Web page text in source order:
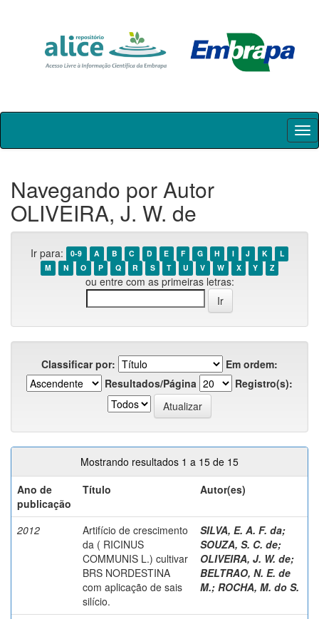
Skip
Navegando por Autor
OLIVEIRA, J. W. de
Ir para: 0-9 A B C D E F G H I J K
L
M
N O P Q R S T U V W X Y Z
ou entre com as primeiras letras:
Classificar por:
Em ordem:
Resultados/Página
Registro(s):
Mostrando resultados 1 a 15 de 15
Ano de
publicação
Título Autor(es)
2012
Artifício de crescimento
da ( RICINUS
COMMUNIS L.) cultivar
BRS NORDESTINA
com aplicação de sais
silício.
SILVA, E. A. F. da;
SOUZA, S. C. de;
OLIVEIRA, J. W. de;
BELTRAO, N. E. de
M.; ROCHA, M. do S.